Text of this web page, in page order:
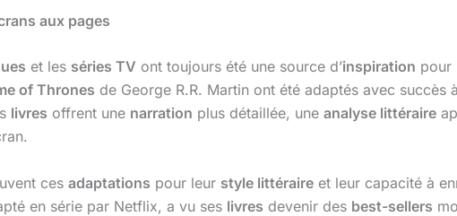
aux pages
et les séries TV ont toujours été une source d’inspiration pour
of Thrones de George R.R. Martin ont été adaptés avec succès
livres offrent une narration plus détaillée, une analyse littéraire
ces adaptations pour leur style littéraire et leur capacité à
en série par Netflix, a vu ses livres devenir des best-sellers